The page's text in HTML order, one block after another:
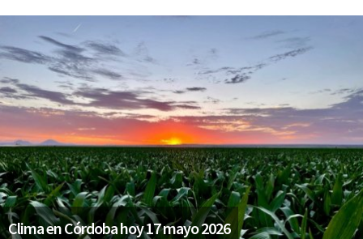
Clima en Córdoba hoy 17 mayo 2026